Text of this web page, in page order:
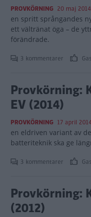
PROVKÖRNING 20 maj 2014
en spritt språngandes
ett vältränat öga – de
förändrade.
3 kommentarer
Provkörning:
EV (2014)
PROVKÖRNING 17 april
en eldriven variant av
batteriteknik ska ge
3 kommentarer
Provkörning:
(2012)